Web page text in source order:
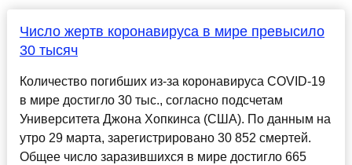
Число жертв коронавируса в мире превысило
30 тысяч
Количество погибших из-за коронавируса COVID-19
в мире достигло 30 тыс., согласно подсчетам
Университета Джона Хопкинса (США). По данным на
утро 29 марта, зарегистрировано 30 852 смертей.
Общее число заразившихся в мире достигло 665